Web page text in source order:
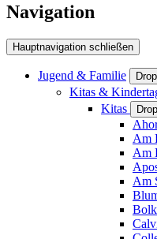
Navigation
Hauptnavigation schließen
Jugend & Familie
Kitas &
Kitas
Am
Am
Am